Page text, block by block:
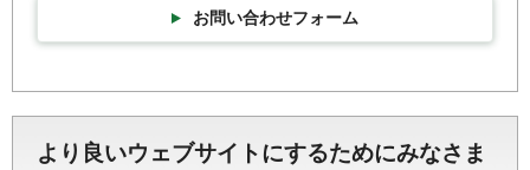
お問い合わせフォーム
より良いウェブサイトにするためにみなさま